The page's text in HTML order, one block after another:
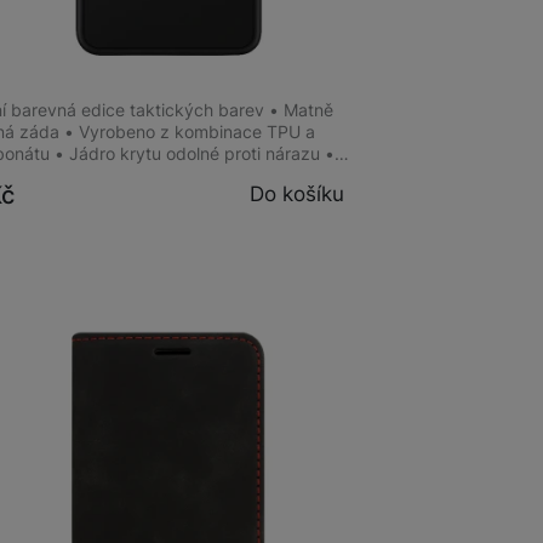
MagForce H. 2.0 Galaxy S26+
barevná edice taktických barev • Matně
záda • Vyrobeno z kombinace TPU a
• Jádro krytu odolné proti nárazu •…
Do košíku